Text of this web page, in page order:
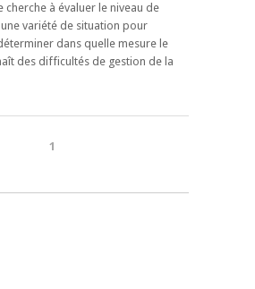
cherche à évaluer le niveau de
variété de situation pour
dans quelle mesure le
des difficultés de gestion de la
1